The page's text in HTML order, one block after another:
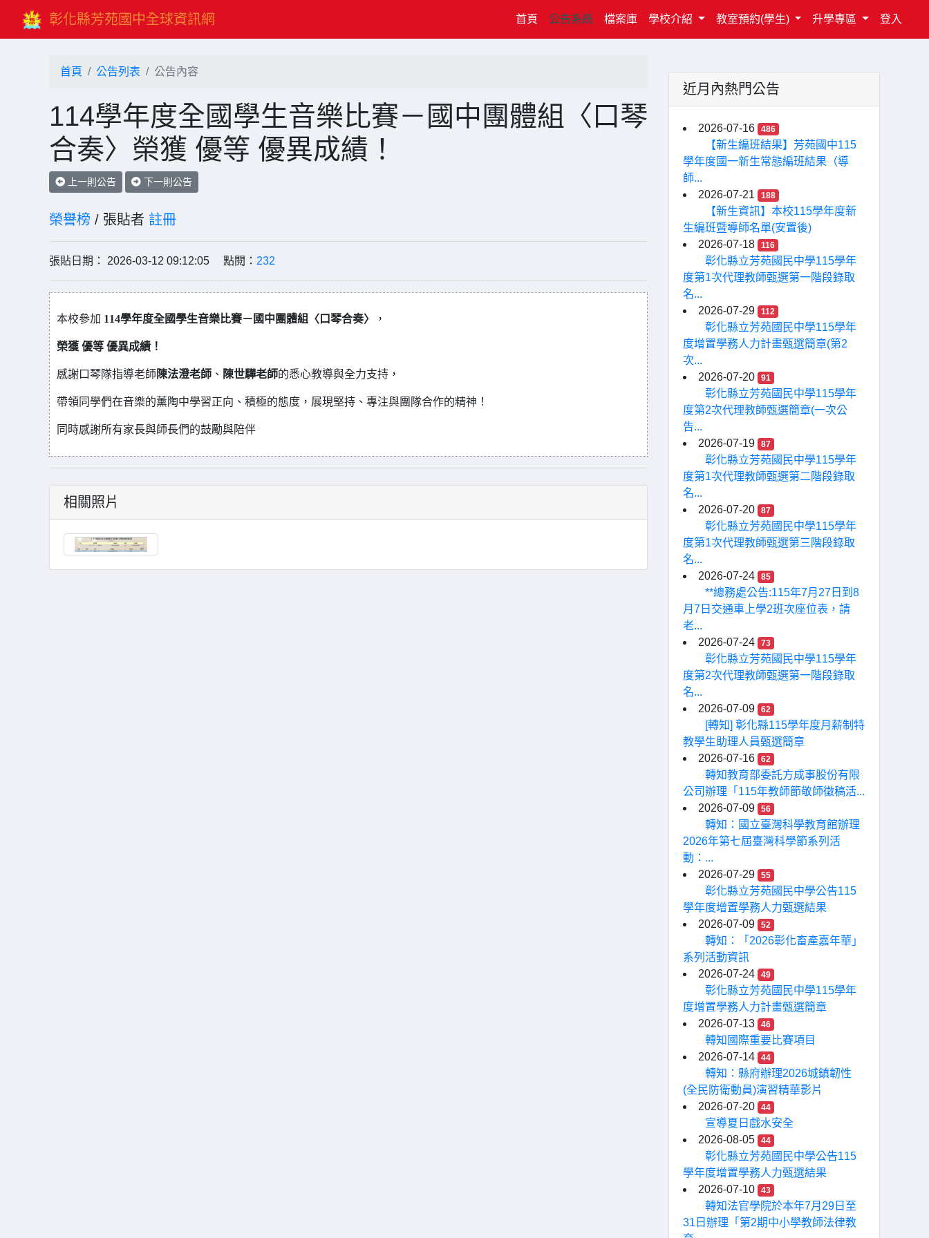
彰化縣芳苑國中全球資訊網 首頁(current)
公告系統 檔案庫 學校介紹 教室預約(學生) 升學專區 登入
首頁 公告列表 公告內容
114學年度全國學生音樂比賽－國中團體組〈口琴
合奏〉榮獲 優等 優異成績！
上一則公告 下一則公告
榮譽榜 / 張貼者 註冊
張貼日期： 2026-03-12 09:12:05 點閱： 232
本校參加 114學年度全國學生音樂比賽－國中團體組〈口琴合奏〉 ，
榮獲 優等 優異成績！
感謝口琴隊指導老師 陳法澄老師 、 陳世驊老師的悉心教導與全力支持，
帶領同學們在音樂的薰陶中學習正向、積極的態度，展現堅持、專注與團隊合作的精神！
同時感謝所有家長與師長們的鼓勵與陪伴
相關照片
近月內熱門公告
2026-07-16 486
【新生編班結果】芳苑國中115
學年度國一新生常態編班結果（導
師...
2026-07-21
188
【新生資訊】本校115學年度新
生編班暨導師名單(安置後)
2026-07-18
116
彰化縣立芳苑國民中學115學年
度第1次代理教師甄選第一階段錄取
名...
2026-07-29
112
彰化縣立芳苑國民中學115學年
度增置學務人力計畫甄選簡章(第2
次...
2026-07-20
91
彰化縣立芳苑國民中學115學年
度第2次代理教師甄選簡章(一次公
告...
2026-07-19
87
彰化縣立芳苑國民中學115學年
度第1次代理教師甄選第二階段錄取
名...
2026-07-20
87
彰化縣立芳苑國民中學115學年
度第1次代理教師甄選第三階段錄取
名...
2026-07-24
85
**總務處公告:115年7月27日到8
月7日交通車上學2班次座位表，請
老...
2026-07-24
73
彰化縣立芳苑國民中學115學年
度第2次代理教師甄選第一階段錄取
名...
2026-07-09
62
[轉知] 彰化縣115學年度月薪制特
教學生助理人員甄選簡章
2026-07-16
62
轉知教育部委託方成事股份有限
公司辦理「115年教師節敬師徵稿活...
2026-07-09
56
轉知：國立臺灣科學教育館辦理
2026年第七屆臺灣科學節系列活
動：...
2026-07-29
55
彰化縣立芳苑國民中學公告115
學年度增置學務人力甄選結果
2026-07-09
52
轉知：「2026彰化畜產嘉年華」
系列活動資訊
2026-07-24
49
彰化縣立芳苑國民中學115學年
度增置學務人力計畫甄選簡章
2026-07-13
46
轉知國際重要比賽項目
2026-07-14
44
轉知：縣府辦理2026城鎮韌性
(全民防衛動員)演習精華影片
2026-07-20
44
宣導夏日戲水安全
2026-08-05
44
彰化縣立芳苑國民中學公告115
學年度增置學務人力甄選結果
2026-07-10
43
轉知法官學院於本年7月29日至
31日辦理「第2期中小學教師法律教